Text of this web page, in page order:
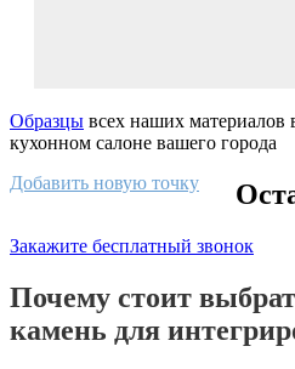
Образцы всех наших
кухонном салоне вашего города
Добавить новую точку
Закажите бесплатный звонок
Почему стоит
камень для